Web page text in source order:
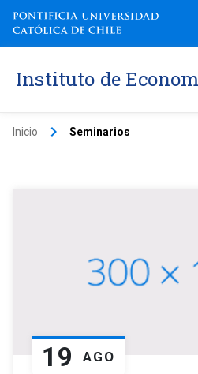
Instituto de
Inicio keyboard_arrow_right Seminarios
19 AGO